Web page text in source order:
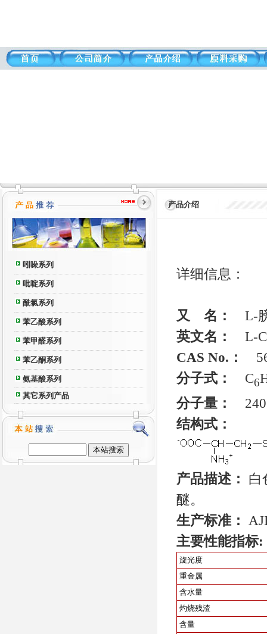
吲哚系列
吡啶系列
酰氯系列
苯乙酸系列
苯甲醛系列
苯乙酮系列
氨基酸系列
其它系列产品
产品介绍
详细信息：
又 名：
L-
英文名：
L-
CAS No.：
分子式：
C6
分子量：
结构式：
产品描述：
白
醚。
生产标准：
主要性能指标:
旋光度
重金属
含水量
灼烧残渣
含量